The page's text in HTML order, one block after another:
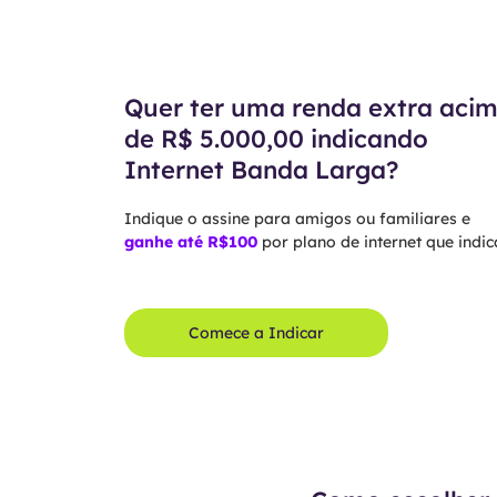
Quer ter uma renda extra
de R$ 5.000,00 indicando
Internet Banda Larga?
Indique o assine para amigos ou familiares e
ganhe até R$100por plano de internet que
Comece a Indicar